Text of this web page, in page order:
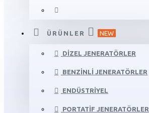
ÜRÜNLER NEW
DIZEL JENERATÖRLER
BENZINLI JENERATÖRLER
ENDÜSTRIYEL
PORTATIF JENERATÖRLER